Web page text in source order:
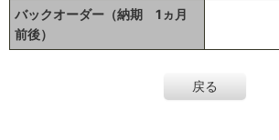
バックオーダー（納期 1ヵ月
前後）
戻る